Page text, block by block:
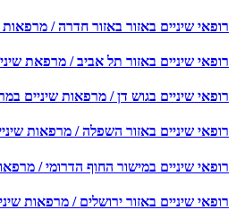
רופאי שיניים באזור באזור חדרה /
רופאי שיניים באזור תל אביב / מרפאת
רופאי שיניים בגוש דן / מרפאות שיניים
רופאי שיניים באזור השפלה / מרפאות
רופאי שיניים במישור החוף הדרומי /
רופאי שיניים באזור ירושלים / מרפאות